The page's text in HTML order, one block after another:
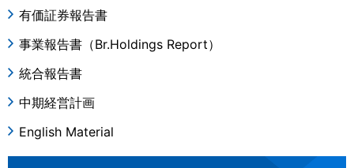
有価証券報告書
事業報告書（Br.Holdings Report）
統合報告書
中期経営計画
English Material